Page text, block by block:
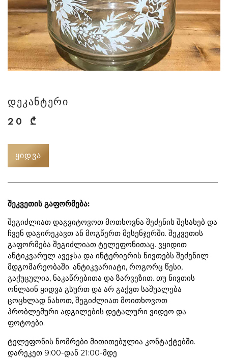
დეკანტერი
20 ₾
ᲧᲘᲓᲕᲐ
შეკვეთის გაფორმება:
შეგიძლიათ დაგვიტოვოთ მოთხოვნა შეძენის შესახებ და
ჩვენ დაგირეკავთ ან მოგწერთ მესენჯერში. შეკვეთის
გაფორმება შეგიძლიათ ტელეფონითაც. ვყიდით
ანტიკვარულ ავეჯსა და ინტერიერის ნივთებს შეძენილ
მდგომარეობაში. ანტიკვარიატი, როგორც წესი,
გაქუცულია, ნაკაწრებითა და ზარვეზით. თუ ნივთის
ონლაინ ყიდვა გსურთ და არ გაქვთ საშუალება
ცოცხლად ნახოთ, შეგიძლიათ მოითხოვოთ
პრობლემური ადგილების დეტალური ვიდეო და
ფოტოები.
ტელეფონის ნომრები მითითებულია კონტაქტებში.
დარეკეთ 9:00-დან 21:00-მდე